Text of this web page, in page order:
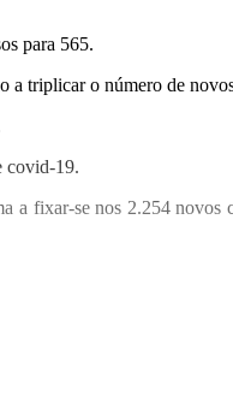
para 565.
a triplicar o número de
covid-19.
fixar-se nos 2.254 novos